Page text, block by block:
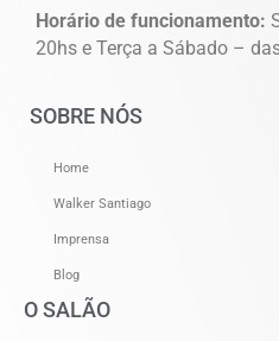
Horário de funcionamento:
20hs e Terça a Sábado –
SOBRE NÓS
Home
Walker Santiago
Imprensa
Blog
O SALÃO